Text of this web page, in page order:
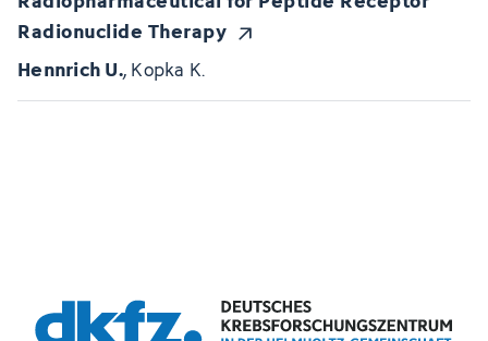
Radionuclide Therapy
Hennrich U., Kopka K.